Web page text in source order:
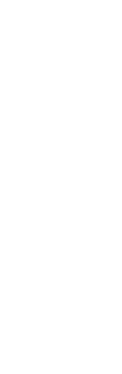
украшений -
фоторамка (нет
квадратные
10х10 до 100х100 см -